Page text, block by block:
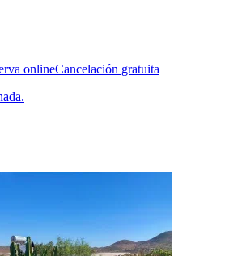
onlineCancelación gratuita